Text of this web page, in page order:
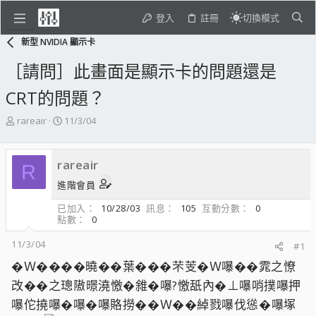
登入 註冊 切換模式
新型 NVIDIA 顯示卡
［請問］此畫面是顯示卡的問題還是
CRT的問題？
主
發
起
人
rareair
開
日
期
11/3/04
R rareair
進階會員
已加入
10/28/03 訊息 105 互動分數
0
點數
0
11/3/04
#1
�Ｗ����曉��葉���芣芰�Ｗ嚗��雿之憭
改��之璁隞暻澆憿�雓�嚗?憿舐內�⊥嚗哨撲嚗押
嚗佗撓嚗�嚗�嚗賂撈��Ｗ��綽戮嚗伐慫�嚗塚